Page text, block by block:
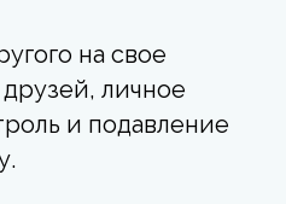
на свое
личное
и подавление